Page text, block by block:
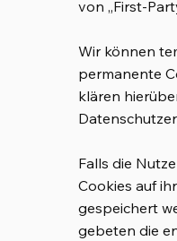
von „First-
Wir können
permanente
klären
Falls die
Cookies auf
gespeichert
gebeten die